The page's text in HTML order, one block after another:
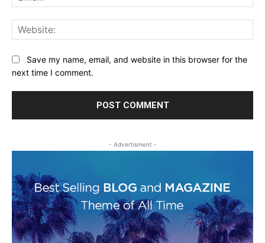
Save my name, email, and website in this browser for the
next time I comment.
- Advertisment -